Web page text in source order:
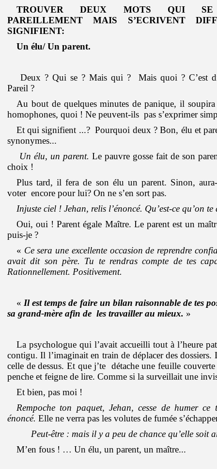
TROUVER DEUX MOTS QUI SE
PAREILLEMENT MAIS S’ECRIVENT
SIGNIFIENT:
Un élu/ Un parent.
Deux ? Qui se ? Mais qui ? Mais quoi ? C’est
Pareil ?
Au bout de quelques minutes de panique, il soupira
homophones, quoi ! Ne peuvent-ils pas s’exprimer
Et qui signifient ...? Pourquoi deux ? Bon, élu et
synonymes...
Un élu, un parent. Le pauvre gosse fait de son
choix !
Plus tard, il fera de son élu un parent. Sinon,
voter encore pour lui? On ne s’en sort pas.
Injuste ciel ! Jehan, relis l’énoncé. Qu’est-ce qu’on
Oui, oui ! Parent égale Maître. Le parent est un
puis-je ?
« Ce sera une excellente occasion de reprendre
avait dit son père. Tu te rendras compte de tes
Rationnellement. Positivement.
«Il est temps de faire un bilan raisonnable de tes
sa grand-mère afin de les travailler au mieux. »
La psychologue qui l’avait accueilli tout à l’heure
contigu. Il l’imaginait en train de déplacer des dossiers.
celle de dessus. Et que j’te détache une feuille
penche et feigne de lire. Comme si la surveillait une
Et bien, pas moi !
Rempoche ton paquet, Jehan, cesse de humer
énoncé. Elle ne verra pas les volutes de fumée
Peut-être : mais il y a peu de chance qu’elle soit
M’en fous ! … Un élu, un parent, un maître...